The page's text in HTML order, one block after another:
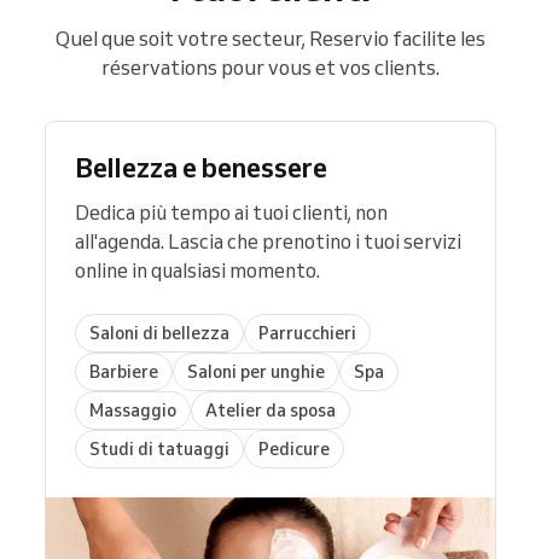
Quel que soit votre secteur, Reservio facilite les
réservations pour vous et vos clients.
Bellezza e benessere
Dedica più tempo ai tuoi clienti, non
all'agenda. Lascia che prenotino i tuoi servizi
online in qualsiasi momento.
Saloni di bellezza
Parrucchieri
Barbiere
Saloni per unghie
Spa
Massaggio
Atelier da sposa
Studi di tatuaggi
Pedicure